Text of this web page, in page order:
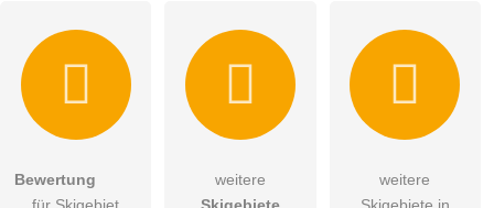
Bewertung
weitere
weitere